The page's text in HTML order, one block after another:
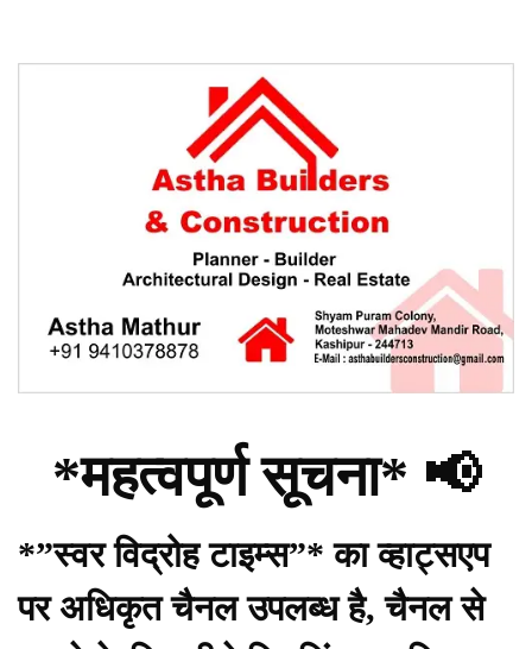
*महत्वपूर्ण सूचना* 📢
*”स्वर विद्रोह टाइम्स”* का व्हाट्सएप
पर अधिकृत चैनल उपलब्ध है, चैनल से